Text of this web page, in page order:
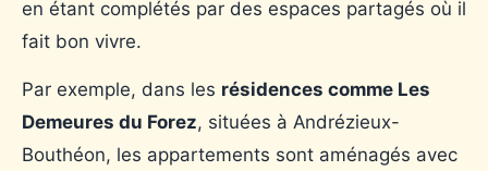
en étant complétés par des espaces partagés où il
fait bon vivre.
Par exemple, dans les résidences comme Les
Demeures du Forez, situées à Andrézieux-
Bouthéon, les appartements sont aménagés avec